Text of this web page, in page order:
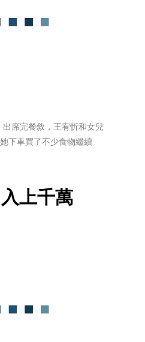
席完餐敘，王宥忻和女兒
下車買了不少食物繼續
上千萬